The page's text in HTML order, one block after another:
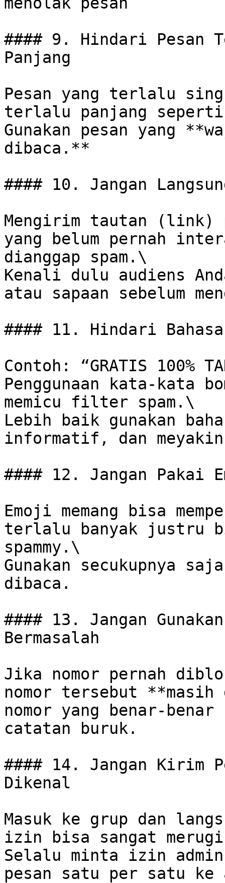
#### 9. Hindari Pesan
Panjang
Pesan yang terlalu
terlalu panjang
Gunakan pesan yang
dibaca.**
#### 10. Jangan
Mengirim tautan (link)
yang belum pernah
dianggap spam.\
Kenali dulu audiens
atau sapaan sebelum
#### 11. Hindari Bahasa
Contoh: “GRATIS 100%
Penggunaan kata-kata
memicu filter spam.\
Lebih baik gunakan
informatif, dan
#### 12. Jangan Pakai
Emoji memang bisa
terlalu banyak justru
spammy.\
Gunakan secukupnya
dibaca.
#### 13. Jangan
Bermasalah
Jika nomor pernah
nomor tersebut **masih
nomor yang benar-
catatan buruk.
#### 14. Jangan Kirim
Dikenal
Masuk ke grup dan
izin bisa sangat
Selalu minta izin
pesan satu per satu ke